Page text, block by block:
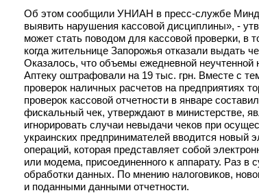
Об этом сообщили УНИАН в пресс-службе
выявить нарушения кассовой дисциплины», -
может стать поводом для кассовой проверки, в
когда жительнице Запорожья отказали выдать
Оказалось, что объемы ежедневной неучтенной
Аптеку оштрафовали на 19 тыс. грн. Вместе с
проверок наличных расчетов на предприятиях
проверок кассовой отчетности в январе
фискальный чек, утверждают в министерстве,
игнорировать случаи невыдачи чеков при
украинских предпринимателей вводится новый
операций, которая представляет собой
или модема, присоединенного к аппарату. Раз
обработки данных. По мнению налоговиков,
и поданными данными отчетности.